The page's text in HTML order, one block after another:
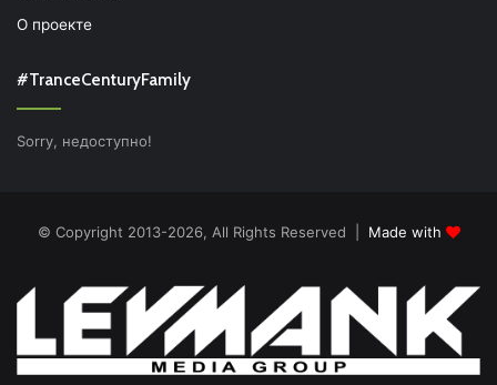
О проекте
#TranceCenturyFamily
Sorry, недоступно!
© Copyright 2013-2026, All Rights Reserved | Made with